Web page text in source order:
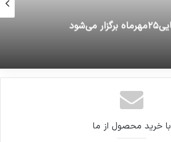
بازتاب مراسم امروز ۱۳ آبان در صفحه توییتر روزنامه
با خرید محصول از ما